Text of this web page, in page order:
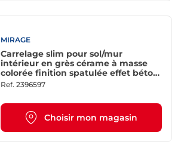
MIRAGE
Carrelage slim pour sol/mur
intérieur en grès cérame à masse
colorée finition spatulée effet béton
MIRAGE GLOCAL GC 01 Clear L. 160 x
Ref. 2396597
Choisir mon magasin